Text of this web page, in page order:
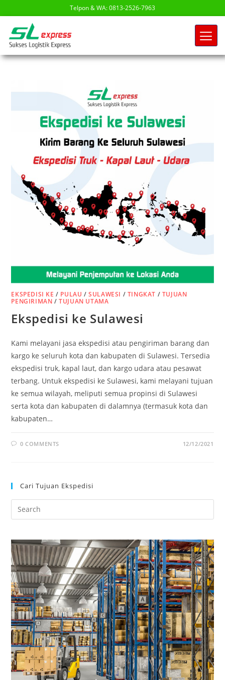
Telpon & WA: 0813-2526-7963
EKSPEDISI KE / PULAU /SULAWESI / TINGKAT / TUJUAN
PENGIRIMAN /TUJUAN UTAMA
Ekspedisi ke Sulawesi
Kami melayani jasa ekspedisi atau pengiriman barang dan
kargo ke seluruh kota dan kabupaten di Sulawesi. Tersedia
ekspedisi truk, kapal laut, dan kargo udara atau pesawat
terbang. Untuk ekspedisi ke Sulawesi, kami melayani tujuan
ke semua wilayah, meliputi semua propinsi di Sulawesi
serta kota dan kabupaten di dalamnya (termasuk kota dan
kabupaten…
0 COMMENTS 12/12/2021
Cari Tujuan Ekspedisi